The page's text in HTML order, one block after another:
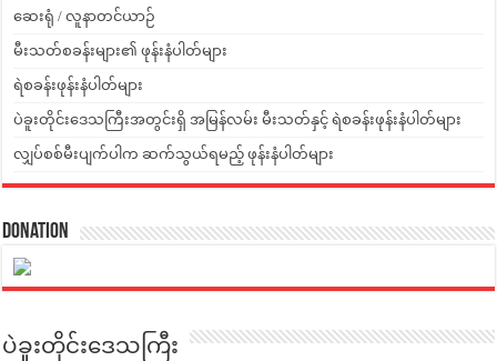
ဆေးရုံ / လူနာတင်ယာဉ်
မီးသတ်စခန်းများ၏ ဖုန်းနံပါတ်များ
ရဲစခန်းဖုန်းနံပါတ်များ
ပဲခူးတိုင်းဒေသကြီးအတွင်းရှိ အမြန်လမ်း မီးသတ်နှင့် ရဲစခန်းဖုန်းနံပါတ်များ
လျှပ်စစ်မီးပျက်ပါက ဆက်သွယ်ရမည့် ဖုန်းနံပါတ်များ
Donation
ပဲခူးတိုင်းဒေသကြီး